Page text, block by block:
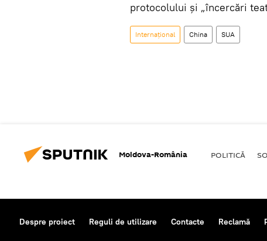
protocolului și „încercări
Internaţional China SUA
Moldova-România POLITICĂ
Despre proiect Reguli de utilizare Contacte Reclamă